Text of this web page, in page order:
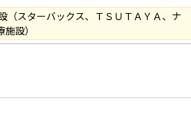
（スターバックス、ＴＳＵＴＡＹＡ、ナ
設）